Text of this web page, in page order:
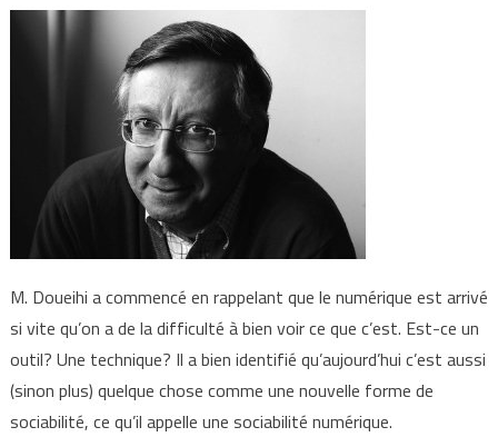
M. Doueihi a commencé en rappelant que le numérique est arrivé
si vite qu’on a de la difficulté à bien voir ce que c’est. Est-ce un
outil? Une technique? Il a bien identifié qu’aujourd’hui c’est aussi
(sinon plus) quelque chose comme une nouvelle forme de
sociabilité, ce qu’il appelle une sociabilité numérique.